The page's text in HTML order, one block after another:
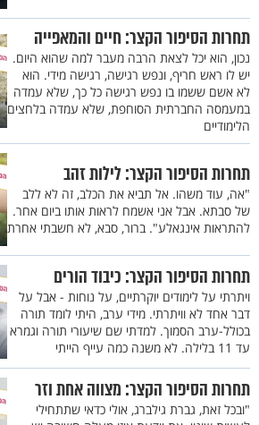
תחרות הסיפור הקצר: חיים והמאפייה
נכון, הוא יכל לצאת הרבה מעבר למה שהוא היום.
יש לו ראש חריף, ונפש רגישה, רגישה מידי. הוא
לא אשם ששמו בו נפש רגישה כל כך, שלא עמדה
במעמסה החברתית הסוחפת, שלא עמדה בלחצים
הלימודיים
תחרות הסיפור הקצר: לילות זהב
"אה, עוד משהו. אל תביא את הכלב, זה לא ללב
של סבתא. אבל אני אשמח לראות אותו ביום אחר.
להתראות אינגאלע". ברור, סבא, לא חשבתי אחרת
תחרות הסיפור הקצר: כיבוד הורים
ויתרתי על לימודים יוקרתיים, על נוחות - אבל על
דבר אחד לא וויתרתי. מידי ערב, היתי לומד תורה
בכולל-ערב הסמוך. למדתי שם שיעורי תורה וגמרא
עד 11 בלילה. לא משנה כמה עייף הייתי
תחרות הסיפור הקצר: מצווה אחת וזר
"ובכל זאת, גברת גילברג, אולי כדאי שתתחילי